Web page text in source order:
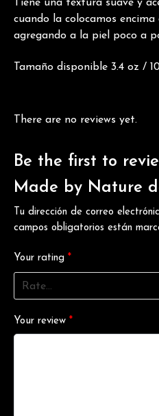
Tiene una textura suave y
cuando la colocamos
agregando a la piel poco a
Tamaño disponible 3.4 oz /
There are no reviews yet.
Be the first to
Made by Nature
Tu dirección de correo
campos obligatorios están
Your rating *
Your review *